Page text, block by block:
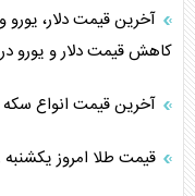
کاهش قیمت دلار و یورو در
آخرین قیمت انواع سکه امروز
قیمت طلا امروز یکشنبه ۱۸ مرداد ۱۴۰۵ + جدول